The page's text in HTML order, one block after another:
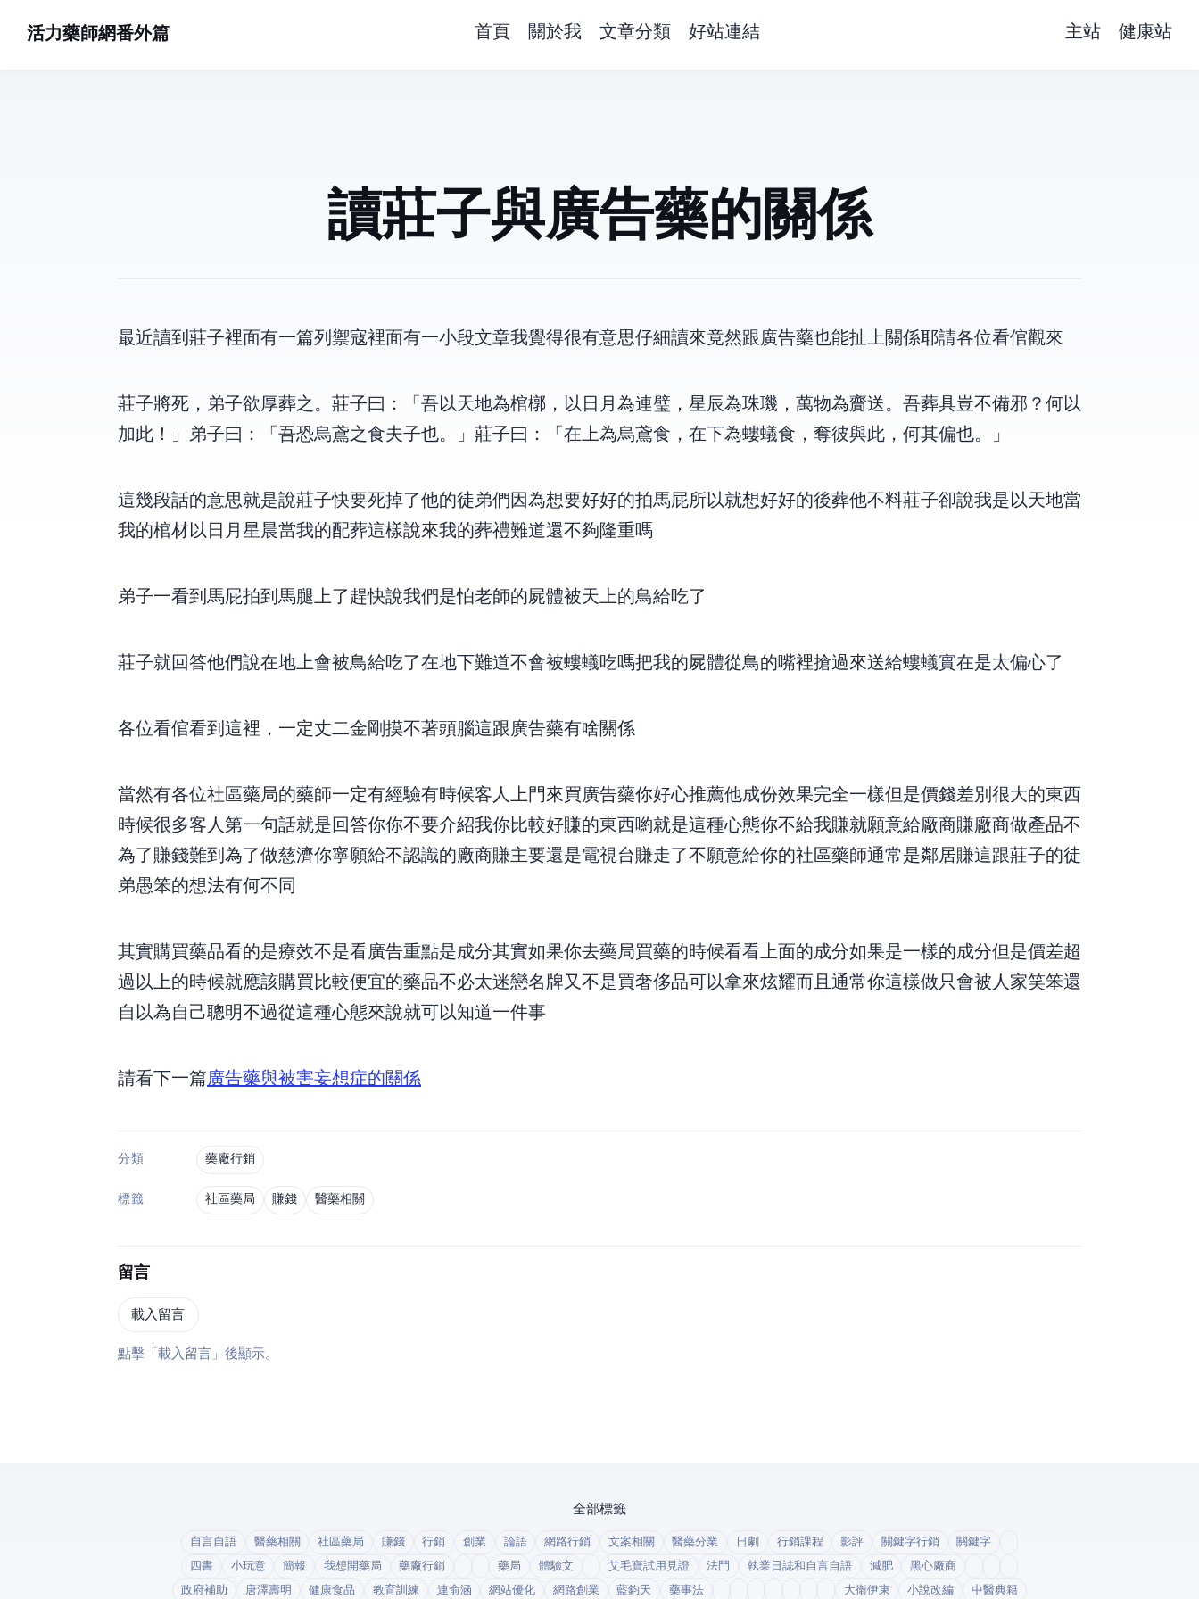
活力藥師網番外篇 首頁 關於我 文章分類 好站連結 主站 健康站
讀莊子與廣告藥的關係
最近讀到莊子裡面有一篇列禦寇,裡面有一小段文章,我覺得很有意思,仔細讀來,竟然跟廣告藥也能扯上關係耶!!請各位看倌觀來!!!
莊子將死，弟子欲厚葬之。莊子曰：「吾以天地為棺槨，以日月為連璧，星辰為珠璣，萬物為齎送。吾葬具豈不備邪？何以
加此！」弟子曰：「吾恐烏鳶之食夫子也。」莊子曰：「在上為烏鳶食，在下為螻蟻食，奪彼與此，何其偏也。」
這幾段話的意思就是說,莊子快要死掉了,他的徒弟們因為想要好好的拍馬屁,所以就想好好的後葬他,不料莊子卻說,我是以天地當
我的棺材,以日月星晨當我的配葬,這樣說來我的葬禮難道還不夠隆重嗎??
弟子一看到馬屁拍到馬腿上了,趕快說,我們是怕老師的屍體被天上的鳥給吃了
莊子就回答他們說,在地上會被鳥給吃了,在地下難道不會被螻蟻吃嗎???把我的屍體從鳥的嘴裡搶過來送給螻蟻,實在是太偏心了!!!
各位看倌看到這裡，一定丈二金剛摸不著頭腦,這跟廣告藥有啥關係??
當然有,各位社區藥局的藥師一定有經驗,有時候客人上門來買廣告藥,你好心推薦他成份效果完全一樣,但是價錢差別很大的東西
時候,很多客人第一句話就是回答你:“你不要介紹我你比較好賺的東西喲!!“,就是這種心態,你不給我賺,就願意給廠商賺???廠商做產品不
為了賺錢,難到為了做慈濟???你寧願給不認識的廠商賺(主要還是電視台賺走了),不願意給你的社區藥師(通常是鄰居賺),這跟莊子的徒
弟愚笨的想法有何不同???
其實購買藥品看的是療效,不是看廣告,重點是成分,其實如果你去藥局買藥的時候,看看上面的成分,如果是一樣的成分,但是價差超
過20%以上的時候,就應該購買比較便宜的藥品,不必太迷戀名牌,又不是買奢侈品可以拿來炫耀,而且通常你這樣做,只會被人家笑笨,還
自以為自己聰明,不過從這種心態來說,就可以知道一件事…
請看下一篇廣告藥與被害妄想症的關係
分類 藥廠行銷
標籤 社區藥局 賺錢 醫藥相關
留言
載入留言
點擊「載入留言」後顯示 Disqus。
全部標籤
自言自語 醫藥相關 社區藥局 賺錢 行銷 創業 論語 網路行銷 文案相關 醫藥分業 日劇 行銷課程 影評 關鍵字行銷
關鍵字
四書
小玩意 簡報 我想開藥局 藥廠行銷 藥局 體驗文 艾毛寶試用見證 法鬥 執業日誌和自言自語 減肥
黑心廠商
政府補助
唐澤壽明 健康食品 教育訓練 連俞涵 網站優化 網路創業 藍鈞天 藥事法 大衛伊東 小說改編 中醫典籍